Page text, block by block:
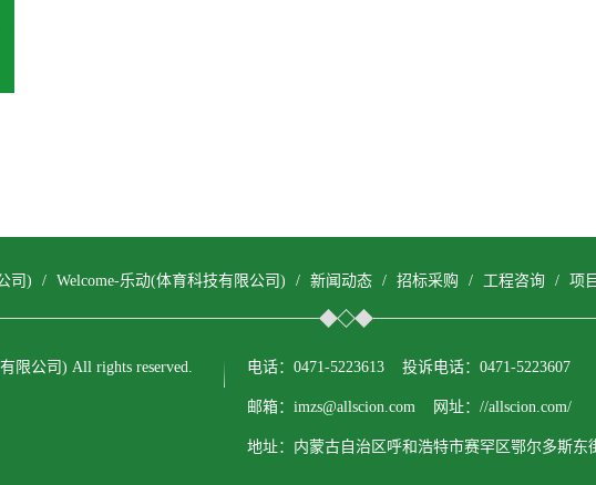
司) / Welcome-乐动(体育科技有限公司) / 新闻动态 / 招标采购 / 工程咨询 / 项
限公司) All rights reserved. 电话：0471-5223613 投诉电话：0471-5223607
邮箱：imzs@allscion.com 网址：//allscion.com/
地址：内蒙古自治区呼和浩特市赛罕区鄂尔多斯东